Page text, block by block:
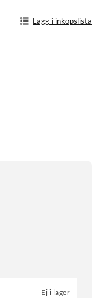
Lägg i inköpslista
Ej i lager